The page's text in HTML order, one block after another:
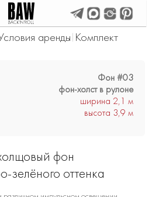
аренды | Комплект
Фон #03
фон-холст в рулоне
ширина 2,1 м
высота 3,9 м
фон
зелёного оттенка